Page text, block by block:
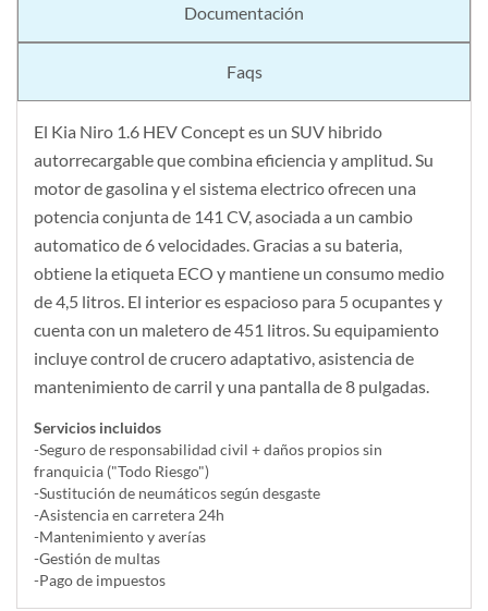
Documentación
Faqs
El Kia Niro 1.6 HEV Concept es un SUV hibrido
autorrecargable que combina eficiencia y amplitud. Su
motor de gasolina y el sistema electrico ofrecen una
potencia conjunta de 141 CV, asociada a un cambio
automatico de 6 velocidades. Gracias a su bateria,
obtiene la etiqueta ECO y mantiene un consumo medio
de 4,5 litros. El interior es espacioso para 5 ocupantes y
cuenta con un maletero de 451 litros. Su equipamiento
incluye control de crucero adaptativo, asistencia de
mantenimiento de carril y una pantalla de 8 pulgadas.
Servicios incluidos
-Seguro de responsabilidad civil + daños propios sin
franquicia ("Todo Riesgo")
-Sustitución de neumáticos según desgaste
-Asistencia en carretera 24h
-Mantenimiento y averías
-Gestión de multas
-Pago de impuestos